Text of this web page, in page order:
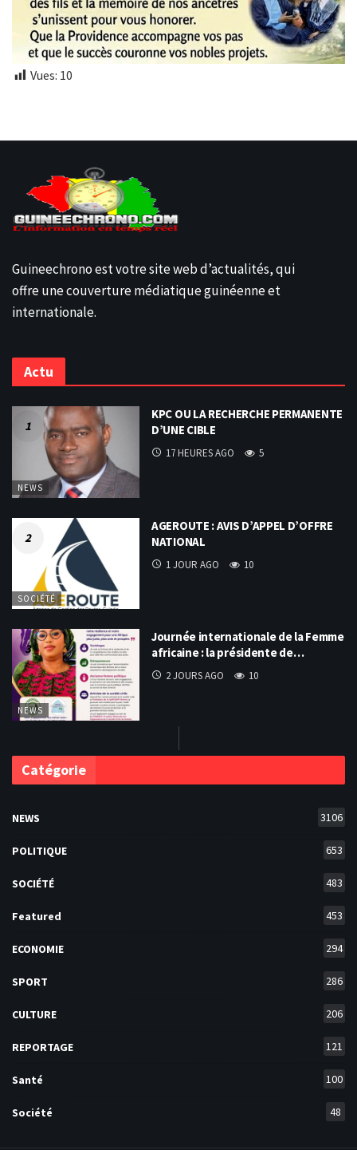
Vues: 10
Guineechrono est votre site web d’actualités, qui
offre une couverture médiatique guinéenne et
internationale.
Actu
NEWS
KPC OU LA RECHERCHE PERMANENTE
D’UNE CIBLE
17 HEURES AGO 5
SOCIÉTÉ
AGEROUTE : AVIS D’APPEL D’OFFRE
NATIONAL
1 JOUR AGO 10
NEWS
Journée internationale de la Femme
africaine : la présidente de…
2 JOURS AGO 10
Catégorie
NEWS 3106
POLITIQUE 653
SOCIÉTÉ 483
Featured 453
ECONOMIE 294
SPORT 286
CULTURE 206
REPORTAGE 121
Santé 100
Société 48